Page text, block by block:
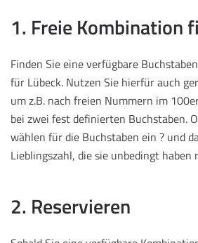
1. Freie Kombination
Finden Sie eine verfügbare
für Lübeck. Nutzen Sie hierfür auch
um z.B. nach freien Nummern im
bei zwei fest definierten Buchstaben.
wählen für die Buchstaben ein ? und
Lieblingszahl, die sie unbedingt haben
2. Reservieren